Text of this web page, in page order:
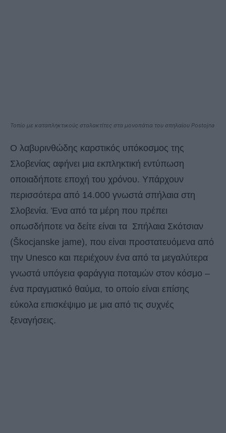
Τοπίο με καταπληκτικούς σταλακτίτες στα μονοπάτια του σπηλαίου Postojna
Ο λαβυρινθώδης καρστικός υπόκοσμος της
Σλοβενίας αφήνει μια εκπληκτική εντύπωση
οποιαδήποτε εποχή του χρόνου. Υπάρχουν
περισσότερα από 14.000 γνωστά σπήλαια στη
Σλοβενία. Ένα από τα μέρη που πρέπει
οπωσδήποτε να δείτε είναι τα Σπήλαια Σκότσιαν
(Škocjanske jame), που είναι προστατευόμενα από
την Unesco και περιέχουν ένα από τα μεγαλύτερα
γνωστά υπόγεια φαράγγια ποταμών στον κόσμο –
ένα πραγματικό θαύμα, το οποίο είναι επίσης
εύκολα επισκέψιμο με μια από τις συχνές
ξεναγήσεις.